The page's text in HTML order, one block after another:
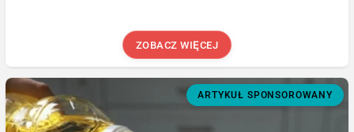
ZOBACZ WIĘCEJ
ARTYKUŁ SPONSOROWANY